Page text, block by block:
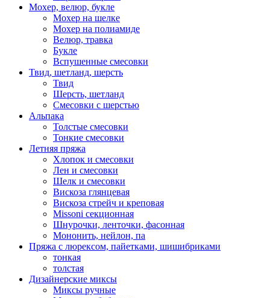
Мохер, велюр, букле
Мохер на шелке
Мохер на полиамиде
Велюр, травка
Букле
Вспушенные смесовки
Твид, шетланд, шерсть
Твид
Шерсть, шетланд
Смесовки с шерстью
Альпака
Толстые смесовки
Тонкие смесовки
Летняя пряжа
Хлопок и смесовки
Лен и смесовки
Шелк и смесовки
Вискоза глянцевая
Вискоза стрейч и креповая
Missoni секционная
Шнурочки, ленточки, фасонная
Мононить, нейлон, па
Пряжа с люрексом, пайетками, шишибриками
тонкая
толстая
Дизайнерские миксы
Миксы ручные